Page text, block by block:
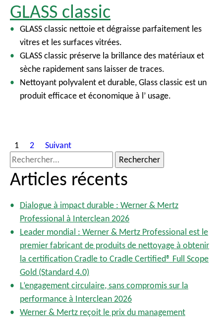
GLASS classic
GLASS classic nettoie et dégraisse parfaitement les
vitres et les surfaces vitrées.
GLASS classic préserve la brillance des matériaux et
sèche rapidement sans laisser de traces.
Nettoyant polyvalent et durable, Glass classic est un
produit efficace et économique à l’ usage.
P
a
g
i
a
i
o
s
u
1 2
Suivant
R
e
c
Articles récents
Dialogue à impact durable : Werner & Mertz
Professional à Interclean 2026
Leader mondial : Werner & Mertz Professional est le
premier fabricant de produits de nettoyage à obtenir
la certification Cradle to Cradle Certified® Full Scope
Gold (Standard 4.0)
L’engagement circulaire, sans compromis sur la
performance à Interclean 2026
Werner & Mertz reçoit le prix du management